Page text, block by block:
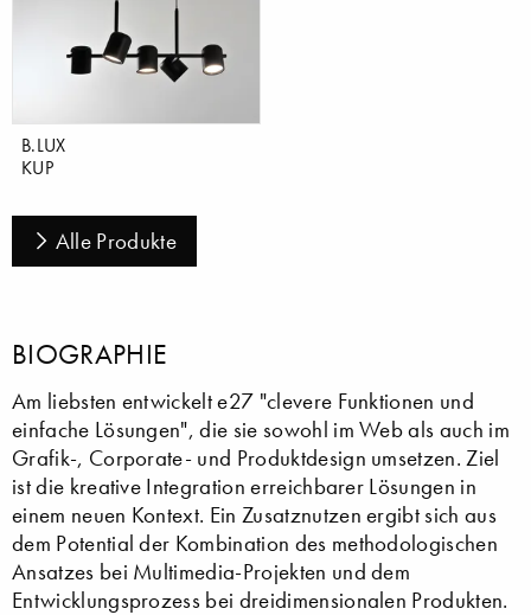
B.LUX
KUP
Alle Produkte
BIOGRAPHIE
Am liebsten entwickelt e27 "clevere Funktionen und
einfache Lösungen", die sie sowohl im Web als auch im
Grafik-, Corporate- und Produktdesign umsetzen. Ziel
ist die kreative Integration erreichbarer Lösungen in
einem neuen Kontext. Ein Zusatznutzen ergibt sich aus
dem Potential der Kombination des methodologischen
Ansatzes bei Multimedia-Projekten und dem
Entwicklungsprozess bei dreidimensionalen Produkten.